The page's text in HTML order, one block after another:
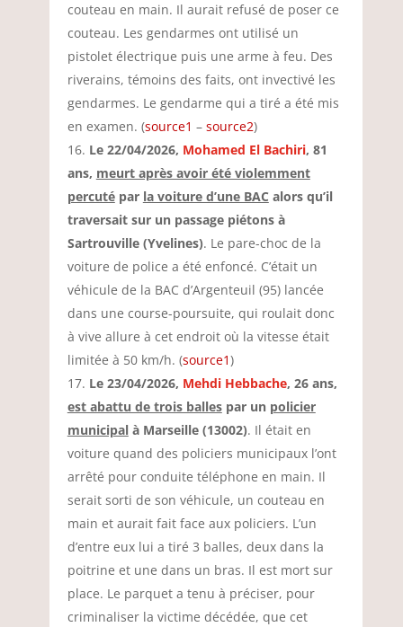
couteau en main. Il aurait refusé de poser ce
couteau. Les gendarmes ont utilisé un
pistolet électrique puis une arme à feu. Des
riverains, témoins des faits, ont invectivé les
gendarmes. Le gendarme qui a tiré a été mis
en examen. (source1 – source2)
Le 22/04/2026, Mohamed El Bachiri, 81
ans, meurt après avoir été violemment
percutépar la voiture d’une BAC alors qu’il
traversait sur un passage piétons à
Sartrouville (Yvelines). Le pare-choc de la
voiture de police a été enfoncé. C’était un
véhicule de la BAC d’Argenteuil (95) lancée
dans une course-poursuite, qui roulait donc
à vive allure à cet endroit où la vitesse était
limitée à 50 km/h. (source1)
Le 23/04/2026, Mehdi Hebbache, 26 ans,
est abattu de trois ballespar un policier
municipalà Marseille (13002). Il était en
voiture quand des policiers municipaux l’ont
arrêté pour conduite téléphone en main. Il
serait sorti de son véhicule, un couteau en
main et aurait fait face aux policiers. L’un
d’entre eux lui a tiré 3 balles, deux dans la
poitrine et une dans un bras. Il est mort sur
place. Le parquet a tenu à préciser, pour
criminaliser la victime décédée, que cet